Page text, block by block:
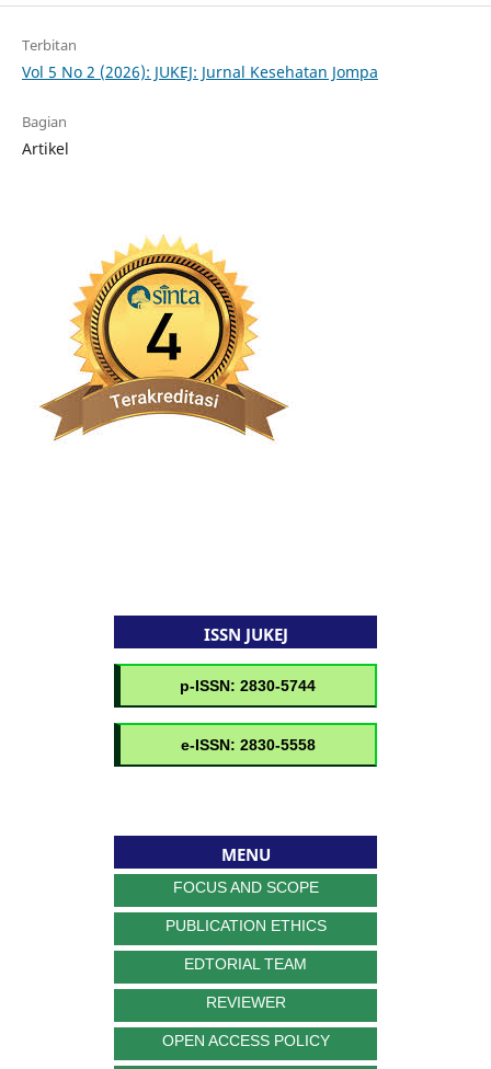
Terbitan
Vol 5 No 2 (2026): JUKEJ: Jurnal Kesehatan Jompa
Bagian
Artikel
ISSN JUKEJ
MENU
FOCUS AND SCOPE
PUBLICATION ETHICS
EDTORIAL TEAM
REVIEWER
OPEN ACCESS POLICY